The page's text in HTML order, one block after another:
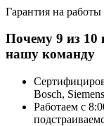
Гарантия на
Почему 9 из 10
нашу команду
Bosch,
Работаем с